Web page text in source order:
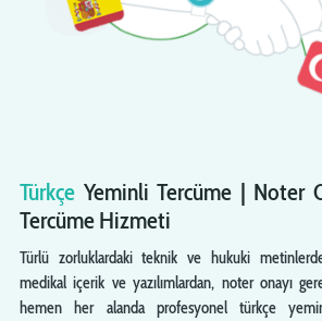
Türkçe Yeminli Tercüme | Noter
Tercüme Hizmeti
Türlü zorluklardaki teknik ve hukuki
medikal içerik ve yazılımlardan, noter onayı
hemen her alanda profesyonel türkçe